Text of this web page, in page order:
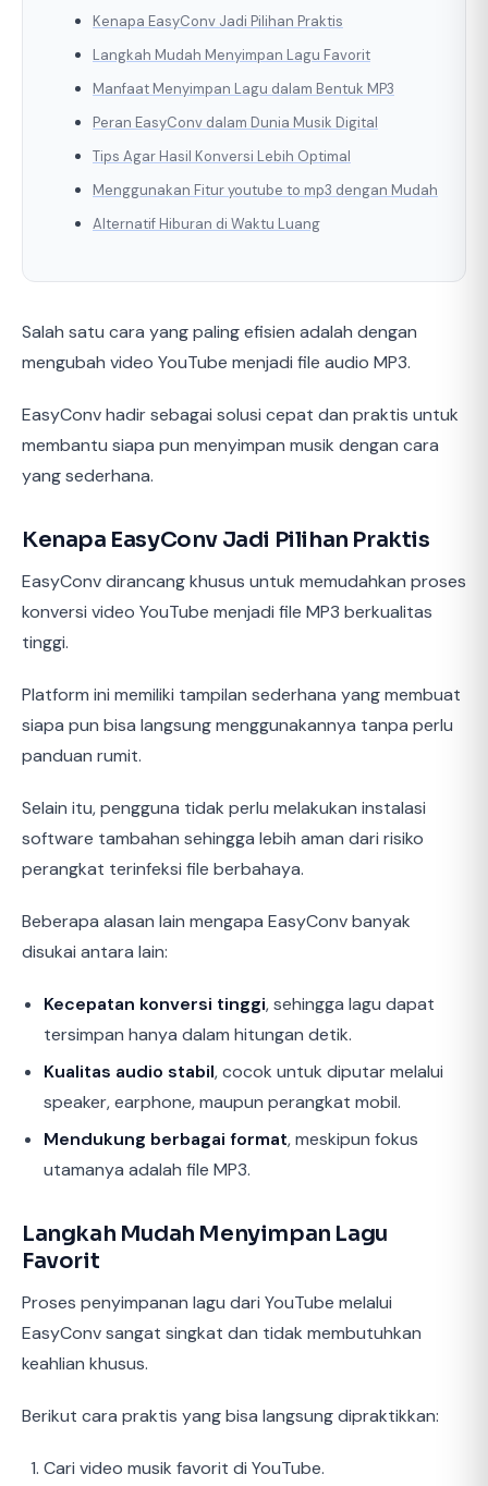
Kenapa EasyConv Jadi Pilihan Praktis
Langkah Mudah Menyimpan Lagu Favorit
Manfaat Menyimpan Lagu dalam Bentuk MP3
Peran EasyConv dalam Dunia Musik Digital
Tips Agar Hasil Konversi Lebih Optimal
Menggunakan Fitur youtube to mp3 dengan Mudah
Alternatif Hiburan di Waktu Luang
Salah satu cara yang paling efisien adalah dengan
mengubah video YouTube menjadi file audio MP3.
EasyConv hadir sebagai solusi cepat dan praktis untuk
membantu siapa pun menyimpan musik dengan cara
yang sederhana.
Kenapa EasyConv Jadi Pilihan Praktis
EasyConv dirancang khusus untuk memudahkan proses
konversi video YouTube menjadi file MP3 berkualitas
tinggi.
Platform ini memiliki tampilan sederhana yang membuat
siapa pun bisa langsung menggunakannya tanpa perlu
panduan rumit.
Selain itu, pengguna tidak perlu melakukan instalasi
software tambahan sehingga lebih aman dari risiko
perangkat terinfeksi file berbahaya.
Beberapa alasan lain mengapa EasyConv banyak
disukai antara lain:
Kecepatan konversi tinggi, sehingga lagu dapat
tersimpan hanya dalam hitungan detik.
Kualitas audio stabil, cocok untuk diputar melalui
speaker, earphone, maupun perangkat mobil.
Mendukung berbagai format, meskipun fokus
utamanya adalah file MP3.
Langkah Mudah Menyimpan Lagu
Favorit
Proses penyimpanan lagu dari YouTube melalui
EasyConv sangat singkat dan tidak membutuhkan
keahlian khusus.
Berikut cara praktis yang bisa langsung dipraktikkan:
Cari video musik favorit di YouTube.